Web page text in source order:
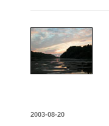
2003-08-20